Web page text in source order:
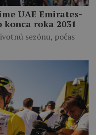
UAE Emirates-
roka 2031
sezónu, počas